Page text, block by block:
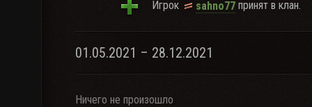
Игрок sahno77 принят в клан.
01.05.2021 – 28.12.2021
Ничего не произошло